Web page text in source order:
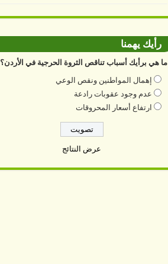
رأيك يهمنا
ما هي برأيك أسباب تناقص الثروة الحرجية في الأردن؟
إهمال المواطنين ونقص الوعي
عدم وجود عقوبات رادعة
ارتفاع أسعار المحروقات
عرض النتائج